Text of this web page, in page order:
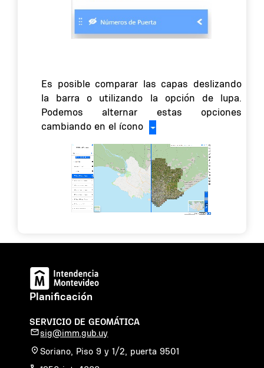
Es posible comparar las capas deslizando
la barra o utilizando la opción de lupa.
Podemos alternar estas opciones
cambiando en el ícono
Planificación
SERVICIO DE GEOMÁTICA
sig@imm.gub.uy
Soriano, Piso 9 y 1/2, puerta 9501